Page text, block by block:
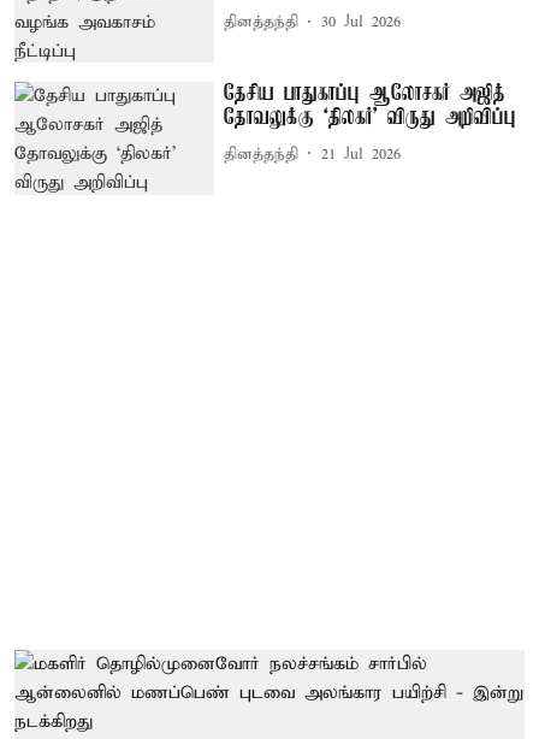
தினத்தந்தி 30 Jul 2026
தேசிய பாதுகாப்பு ஆலோசகர் அஜித்
தோவலுக்கு ‘திலகர்’ விருது அறிவிப்பு
தினத்தந்தி 21 Jul 2026